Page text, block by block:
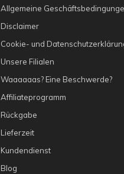
Allgemeine
Disclaimer
Cookie- und
Unsere Filialen
Waaaaaas? Eine Beschwerde?
Affiliateprogramm
Rückgabe
Lieferzeit
Kundendienst
Blog